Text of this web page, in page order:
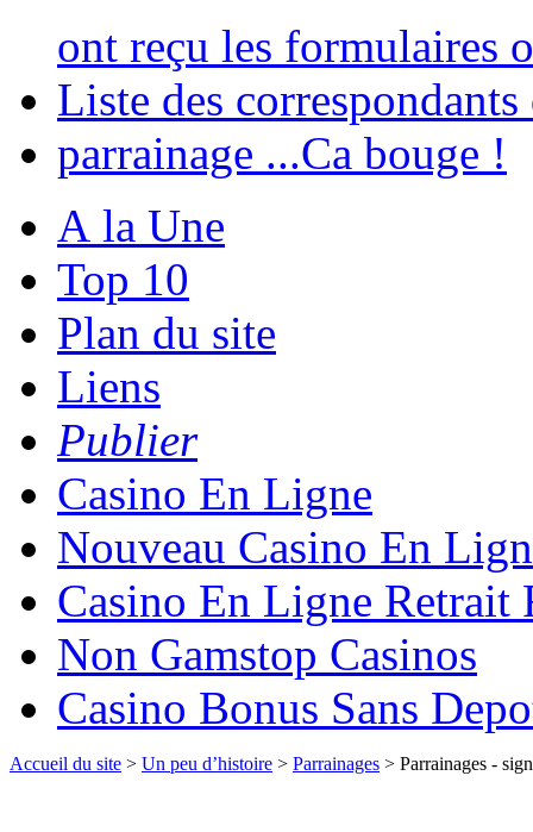
ont reçu les formulaires
Liste des
parrainage ...Ca bouge !
A la Une
Top 10
Plan du site
Liens
Publier
Casino En Ligne
Nouveau Casino En
Casino En Ligne Retrait
Non Gamstop Casinos
Casino Bonus Sans
Accueil du site > Un peu d’histoire > Parrainages > Parrainages -